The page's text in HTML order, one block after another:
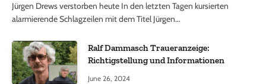
Jürgen Drews verstorben heute In den letzten Tagen kursierten
alarmierende Schlagzeilen mit dem Titel Jürgen…
Ralf Dammasch Traueranzeige:
Richtigstellung und Informationen
June 26, 2024